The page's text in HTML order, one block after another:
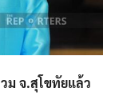
วม จ.สุโขทัยแล้ว